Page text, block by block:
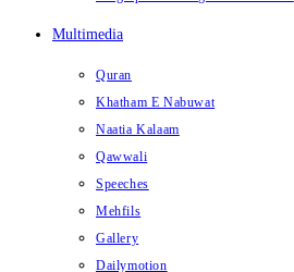
Multimedia
Quran
Khatham E Nabuwat
Naatia Kalaam
Qawwali
Speeches
Mehfils
Gallery
Dailymotion